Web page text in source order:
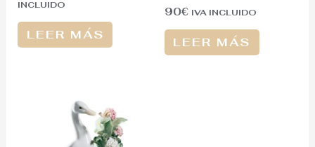
INCLUIDO
LEER MÁS
90€ IVA INCLUIDO
LEER MÁS